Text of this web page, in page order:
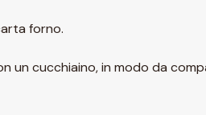
forno.
cucchiaino, in modo da